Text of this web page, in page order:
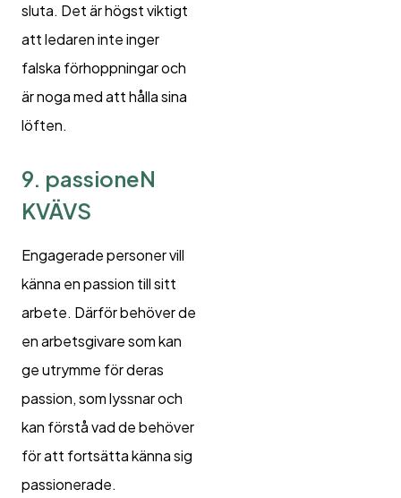
sluta. Det är högst viktigt
att ledaren inte inger
falska förhoppningar och
är noga med att hålla sina
löften.
9. passioneN
KVÄVS
Engagerade personer vill
känna en passion till sitt
arbete. Därför behöver de
en arbetsgivare som kan
ge utrymme för deras
passion, som lyssnar och
kan förstå vad de behöver
för att fortsätta känna sig
passionerade.